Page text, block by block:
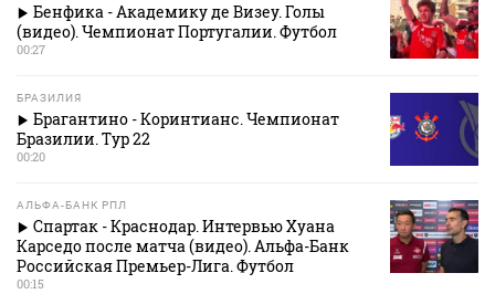
Бенфика - Академику де Визеу. Голы
(видео). Чемпионат Португалии. Футбол
00:27
БРАЗИЛИЯ
Брагантино - Коринтианс. Чемпионат
Бразилии. Тур 22
00:20
АЛЬФА-БАНК РПЛ
Спартак - Краснодар. Интервью Хуана
Карседо после матча (видео). Альфа-Банк
Российская Премьер-Лига. Футбол
00:15